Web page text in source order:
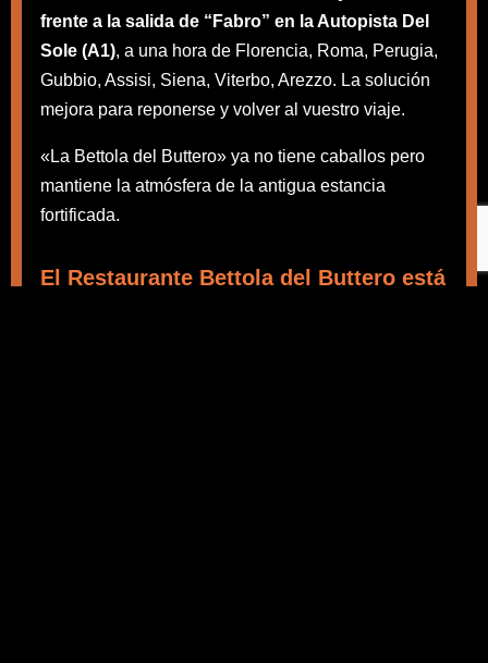
frente a la salida de “Fabro” en la Autopista Del
Sole (A1), a una hora de Florencia, Roma, Perugia,
Gubbio, Assisi, Siena, Viterbo, Arezzo. La solución
mejora para reponerse y volver al vuestro viaje.
«La Bettola del Buttero» ya no tiene caballos pero
mantiene la atmósfera de la antigua estancia
fortificada.
El Restaurante Bettola del Buttero está